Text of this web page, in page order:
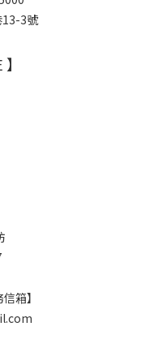
13-3號
箱】